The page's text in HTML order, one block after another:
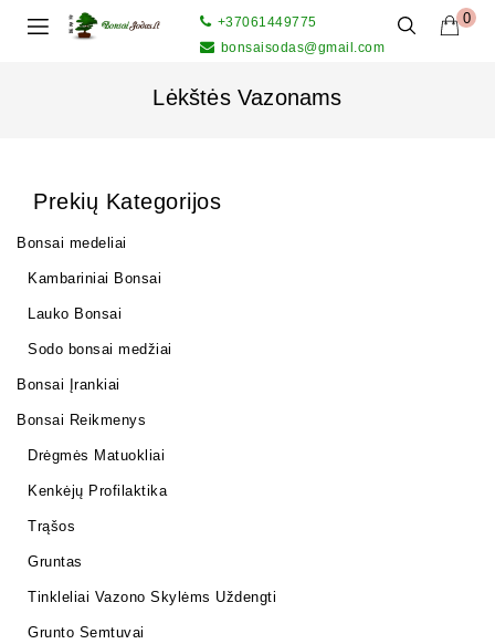
0
+37061449775
bonsaisodas@gmail.com
Lėkštės Vazonams
Prekių Kategorijos
Bonsai medeliai
Kambariniai Bonsai
Lauko Bonsai
Sodo bonsai medžiai
Bonsai Įrankiai
Bonsai Reikmenys
Drėgmės Matuokliai
Kenkėjų Profilaktika
Trąšos
Gruntas
Tinkleliai Vazono Skylėms Uždengti
Grunto Semtuvai